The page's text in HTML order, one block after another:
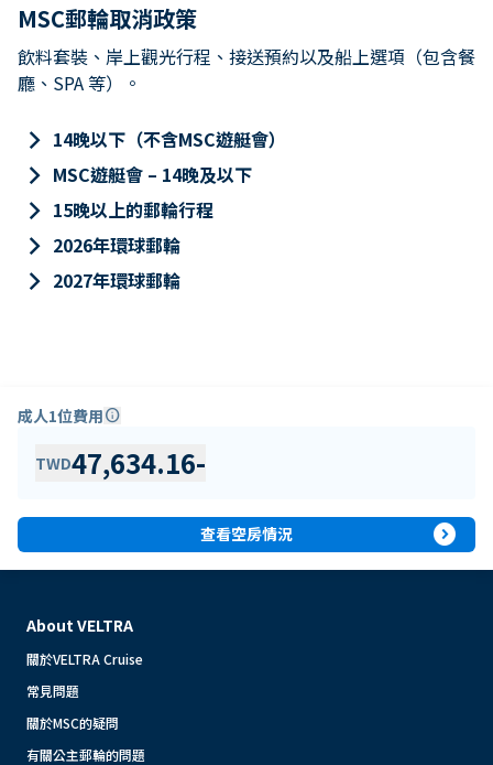
MSC郵輪取消政策
飲料套裝、岸上觀光行程、接送預約以及船上選項（包含餐
廳、SPA 等）。
keyboard_arrow_right 14晚以下（不含MSC遊艇會）
keyboard_arrow_right MSC遊艇會 – 14晚及以下
keyboard_arrow_right 15晚以上的郵輪行程
keyboard_arrow_right 2026年環球郵輪
keyboard_arrow_right 2027年環球郵輪
成人1位費用info
TWD47,634.16-
查看空房情況 expand_circle_right
About VELTRA
關於VELTRA Cruise
常見問題
關於MSC的疑問
有關公主郵輪的問題